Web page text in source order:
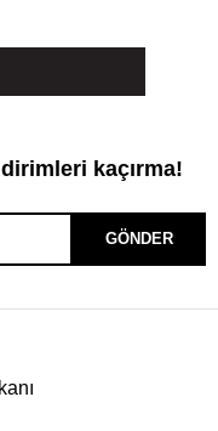
kaçırma!
GÖNDER